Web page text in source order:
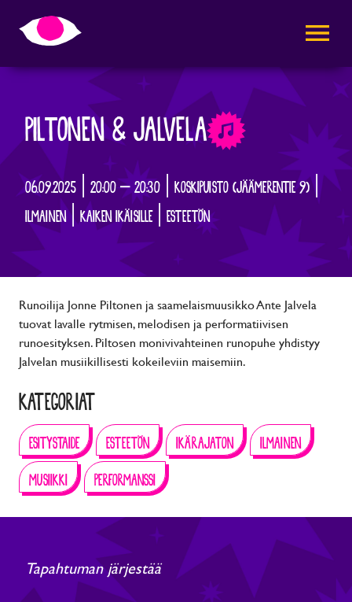
PILTONEN & JALVELA
06.09.2025 | 20:00 – 20:30 | KOSKIPUISTO (JÄÄMERENTIE 9) |
ILMAINEN | KAIKEN IKÄISILLE | ESTEETÖN
Runoilija Jonne Piltonen ja saamelaismuusikko Ante Jalvela
tuovat lavalle rytmisen, melodisen ja performatiivisen
runoesityksen. Piltosen monivivahteinen runopuhe yhdistyy
Jalvelan musiikillisesti kokeileviin maisemiin.
KATEGORIAT
ESITYSTAIDE ESTEETÖN IKÄRAJATON
ILMAINEN
MUSIIKKI
PERFORMANSSI
Tapahtuman järjestää